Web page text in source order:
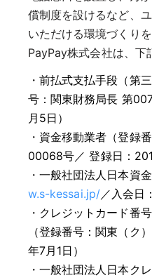
償制度を設けるなど、
いただける環境づくりを
PayPay株式会社は、下
・前払式支払手段（第
号：関東財務局長 第
月5日）
・ 資金移動業者（登録
00068号／ 登録日：
・一般社団法人日本資
w.s-kessai.jp/／入会日
・ クレジットカード番
（登録番号：関東（ク
年7月1日）
・一般社団法人日本ク